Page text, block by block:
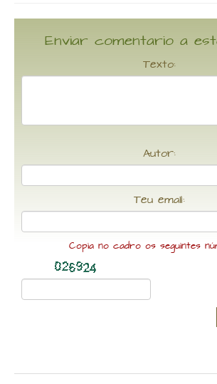
Enviar comentario a
Texto:
Autor:
Teu email:
Copia no cadro os seguintes